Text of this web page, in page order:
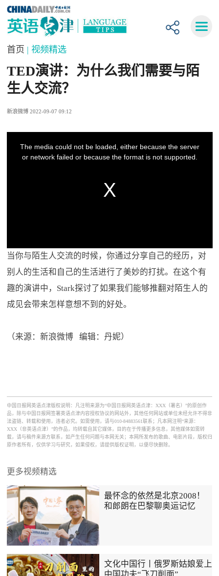
首页 | 视频精选
TED演讲：为什么我们需要与陌
生人交流？
新浪微博 2022-09-07 09:12
当你与陌生人交流的时候，你通过分享自己的经历，对
别人的生活和自己的生活进行了美妙的打扰。在这个有
趣的演讲中，Stark探讨了如果我们能够推翻对陌生人的
成见会带来怎样意想不到的好处。
（来源：新浪微博 编辑：丹妮）
中国日报网英语点津版权说明：凡注明来源为“中国日报网英语点津：XXX（署名）”的原创作
品，除与中国日报网签署英语点津内容授权协议的网站外，其他任何网站或单位未经允许不得非
法盗链、转载和使用，违者必究。如需使用，请与010-84883561联系；凡本网注明“来源：
XXX（非英语点津）”的作品，均转载自其它媒体，目的在于传播更多信息，其他媒体如需转
载，请与稿件来源方联系，如产生任何问题与本网无关；本网所发布的歌曲、电影片段，版权归
原作者所有，仅供学习与研究，如果侵权，请提供版权证明，以便尽快删除。
更多视频精选
最怀念的依然是北京2008！
和郎朗在巴黎聊奥运记忆
文化中国行丨俄罗斯姑娘爱上